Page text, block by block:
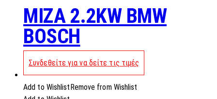
MIZA 2.2KW BMW
BOSCH
Συνδεθείτε για να δείτε τις τιμές
Add to Wishlist Remove from Wishlist